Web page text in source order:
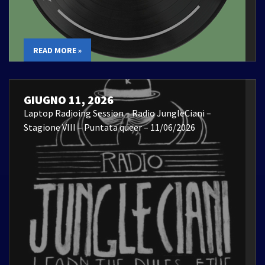
READ MORE »
GIUGNO 11, 2026
Laptop Radioing Session – Radio JungleCiani –
Stagione VIII – Puntata queer – 11/06/2026